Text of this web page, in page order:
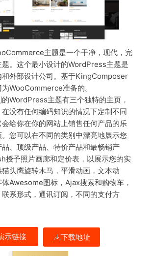
主题是一个干净，现代，完
。这个最小设计的WordPress主题是
和外部设计公司。基于KingComposer
WooCommerce准备的。
WordPress主题有三个独特的主页，
没有任何编码知识的情况下定制不同
给你在你的网站上销售任何产品的乐
您可以在不同的类别中漂亮地展示您
、顶级产品、特价产品和最畅销产
授予照片画廊和定价表，以展示您的实
头鹰旋转木马，平滑动画，文本动
Awesome图标，Ajax搜索和购物车，
系形式，通讯订阅，不同的支付方
示链接 下载地址